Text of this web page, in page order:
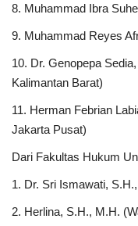
8. Muhammad Ibra
9. Muhammad Reyes
10. Dr. Genopepa
Kalimantan Barat)
11. Herman Febrian
Jakarta Pusat)
Dari Fakultas Hukum
1. Dr. Sri Ismawati,
2. Herlina, S.H., M.H.